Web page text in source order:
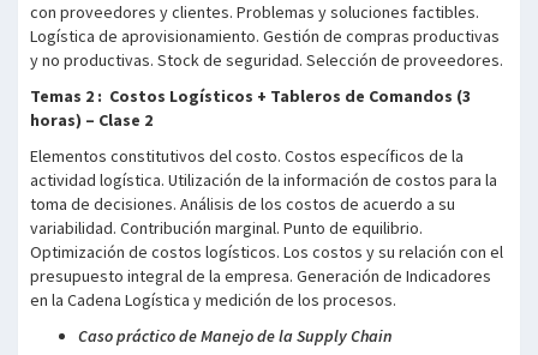
con proveedores y clientes. Problemas y soluciones factibles.
Logística de aprovisionamiento. Gestión de compras productivas
y no productivas. Stock de seguridad. Selección de proveedores.
Temas 2 : Costos Logísticos + Tableros de Comandos (3
horas) – Clase 2
Elementos constitutivos del costo. Costos específicos de la
actividad logística. Utilización de la información de costos para la
toma de decisiones. Análisis de los costos de acuerdo a su
variabilidad. Contribución marginal. Punto de equilibrio.
Optimización de costos logísticos. Los costos y su relación con el
presupuesto integral de la empresa. Generación de Indicadores
en la Cadena Logística y medición de los procesos.
Caso práctico de Manejo de la Supply Chain